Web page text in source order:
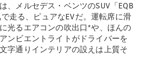
電気
、メルセデス・ベンツのSUV「EQB
走る、ピュアなEVだ。運転席に滑
光るエアコンの吹出口*や、ほんの
ンビエントライトがドライバーを
字通りインテリアの設えは上質そ